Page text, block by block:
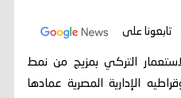
تابعونا على
التركي بمزيج من نمط
الإدارية المصرية عمادها